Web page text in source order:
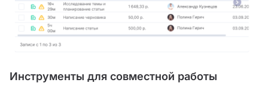
Инструменты для совместной работы